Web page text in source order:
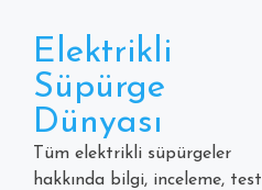
contentElektrikli
Süpürge
Dünyası
Tüm elektrikli süpürgeler
hakkında bilgi, inceleme, test